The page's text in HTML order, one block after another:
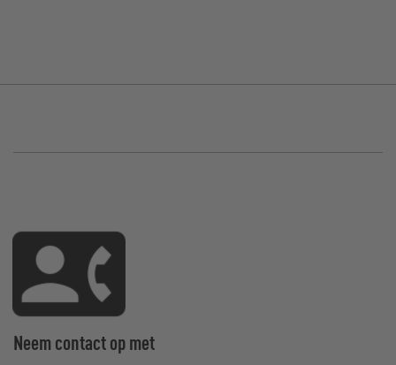
Neem contact op met